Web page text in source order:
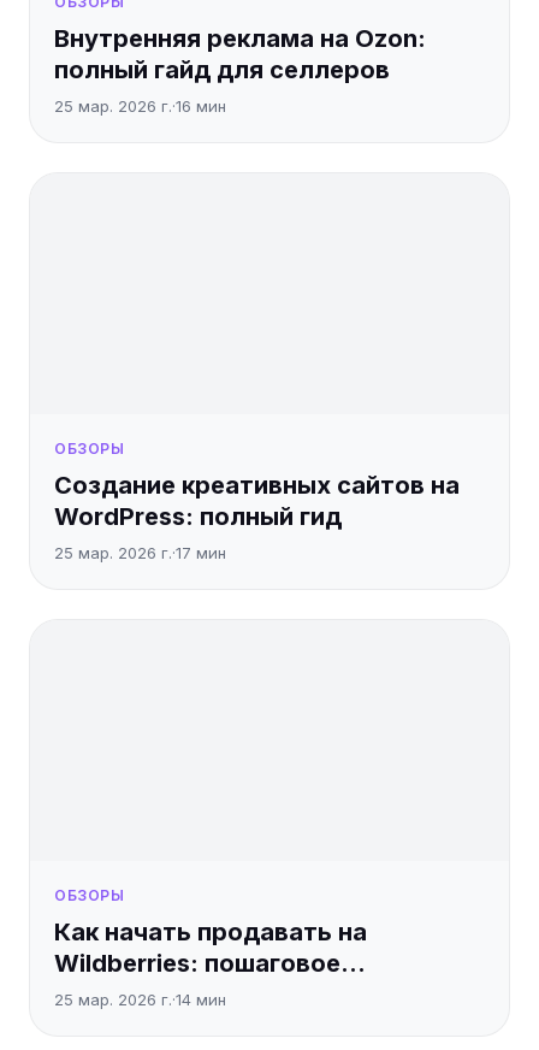
Внутренняя реклама на Ozon:
полный гайд для селлеров
25 мар. 2026 г.·16 мин
ОБЗОРЫ
Создание креативных сайтов на
WordPress: полный гид
25 мар. 2026 г.·17 мин
ОБЗОРЫ
Как начать продавать на
Wildberries: пошаговое
руководство
25 мар. 2026 г.·14 мин